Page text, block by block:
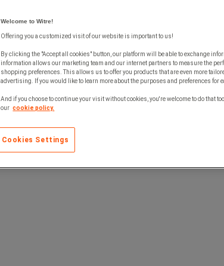
Welcome to Witre!
Offering you a customized visit of our website is important to us!
By clicking the "Accept all cookies" button, our platform will be able to exchange
information allows our marketing team and our internet partners to measure the
shopping preferences. This allows us to offer you products that are even more
advertising. If you would like to learn more about the purposes and preferences for
And if you choose to continue your visit without cookies, you're welcome to do that
our cookie policy.
Cookies Settings